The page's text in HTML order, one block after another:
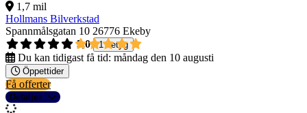
1,7 mil
Hollmans Bilverkstad
Spannmålsgatan 10 26776 Ekeby
5,0
1 betyg
Du kan tidigast få tid: måndag den 10 augusti
Öppettider
Få offerter
Detaljer